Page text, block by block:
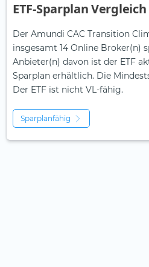
ETF-Sparplan Vergleich
Der Amundi CAC Transition
insgesamt 14 Online Broker(n)
Anbieter(n) davon ist der ETF
Sparplan erhältlich. Die
Der ETF ist nicht VL-fähig.
Sparplanfähig